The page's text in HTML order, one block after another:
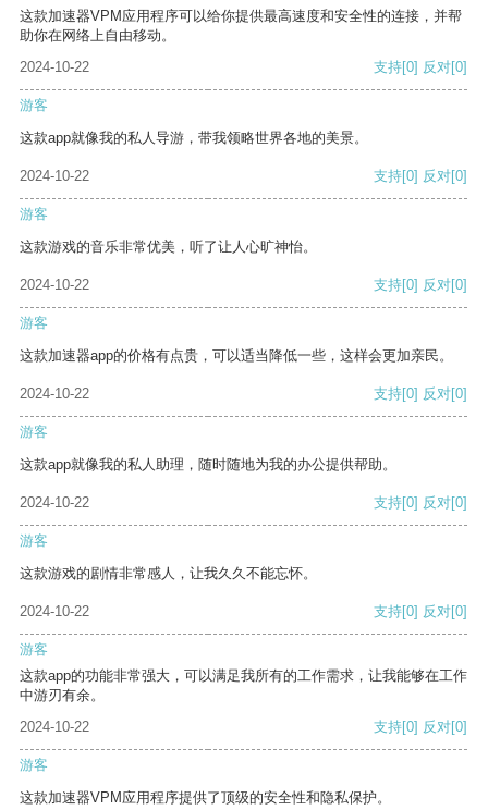
这款加速器VPM应用程序可以给你提供最高速度和安全性的连接，并帮
助你在网络上自由移动。
2024-10-22
支持[0] 反对[0]
游客
这款app就像我的私人导游，带我领略世界各地的美景。
2024-10-22 支持[0] 反对[0]
游客
这款游戏的音乐非常优美，听了让人心旷神怡。
2024-10-22 支持[0] 反对[0]
游客
这款加速器app的价格有点贵，可以适当降低一些，这样会更加亲民。
2024-10-22 支持[0] 反对[0]
游客
这款app就像我的私人助理，随时随地为我的办公提供帮助。
2024-10-22 支持[0] 反对[0]
游客
这款游戏的剧情非常感人，让我久久不能忘怀。
2024-10-22 支持[0] 反对[0]
游客
这款app的功能非常强大，可以满足我所有的工作需求，让我能够在工作
中游刃有余。
2024-10-22
支持[0] 反对[0]
游客
这款加速器VPM应用程序提供了顶级的安全性和隐私保护。